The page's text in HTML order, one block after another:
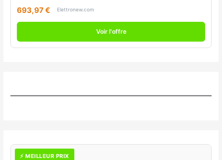
693,97 € Elettronew.com
Voir l'offre
⚡ MEILLEUR PRIX